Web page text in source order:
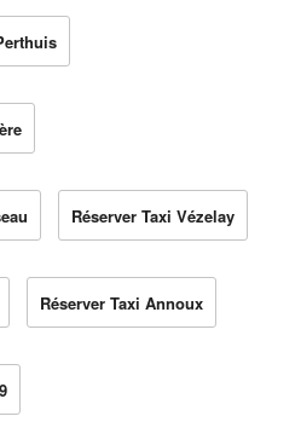
Réserver Taxi Vézelay
Réserver Taxi Annoux